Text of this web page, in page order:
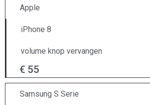
Apple
iPhone 8
volume knop vervangen
€ 55
Samsung S Serie